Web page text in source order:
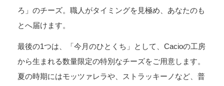
ろ」のチーズ。職人がタイミングを見極め、あなたのも
とへ届けます。
最後の1つは、「今月のひとくち」として、Cacioの工房
から生まれる数量限定の特別なチーズをご用意します。
夏の時期にはモッツァレラや、ストラッキーノなど、普